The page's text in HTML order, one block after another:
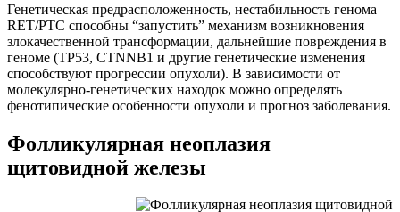
Генетическая предрасположенность, нестабильность генома
RET/PTC способны “запустить” механизм возникновения
злокачественной трансформации, дальнейшие повреждения в
геноме (ТР53, CTNNB1 и другие генетические изменения
способствуют прогрессии опухоли). В зависимости от
молекулярно-генетических находок можно определять
фенотипические особенности опухоли и прогноз заболевания.
Фолликулярная неоплазия
щитовидной железы